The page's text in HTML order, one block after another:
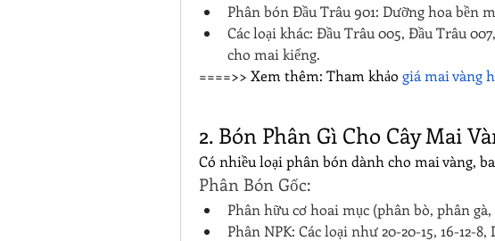
Phân bón Đầu Trâu 901: Dưỡng hoa bền
Các loại khác: Đầu Trâu 005, Đầu Trâu
cho mai kiểng.
====>> Xem thêm: Tham khảo giá mai vàng
2. Bón Phân Gì Cho Cây Mai
Có nhiều loại phân bón dành cho mai vàng,
Phân Bón Gốc:
Phân hữu cơ hoai mục (phân bò, phân
Phân NPK: Các loại như 20-20-15, 16-12-